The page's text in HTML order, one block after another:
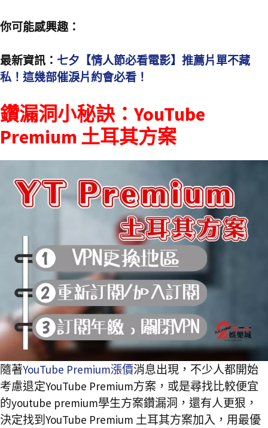
你可能感興趣：
最新資訊： 七夕【情人節必看電影】推薦片單不藏
私！這幾部催淚片約會必看！
鑽漏洞小秘訣：YouTube
Premium 土耳其方案
隨著YouTube Premium漲價消息出現，不少人都開始
考慮退定YouTube Premium方案，或是尋找比較便宜
的youtube premium學生方案鑽漏洞，還有人更狠，
決定找到YouTube Premium 土耳其方案加入，用最優